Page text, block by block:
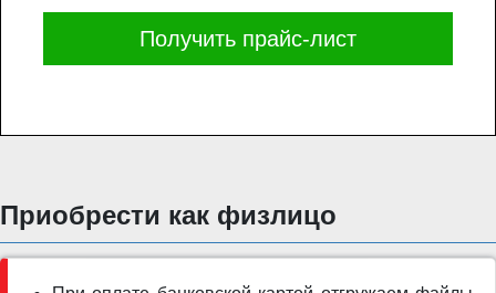
Получить прайс-лист
Приобрести как физлицо